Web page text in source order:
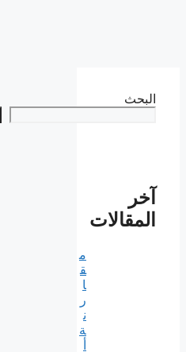
البحث
آخر
المقالات
م
ق
ا
ر
ن
ة